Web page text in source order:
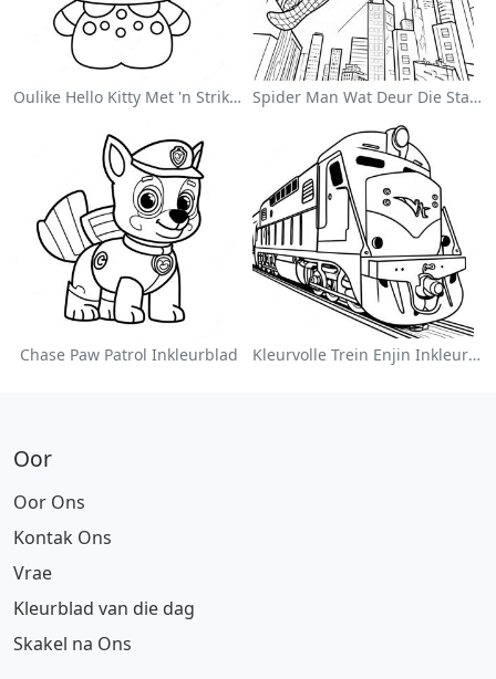
Oulike Hello Kitty Met 'n Strik Inkleurblad Spider Man Wat Deur Die Stad Swang Inkleurblad
Chase Paw Patrol Inkleurblad Kleurvolle Trein Enjin Inkleurblad
Oor
Oor Ons
Kontak Ons
Vrae
Kleurblad van die dag
Skakel na Ons